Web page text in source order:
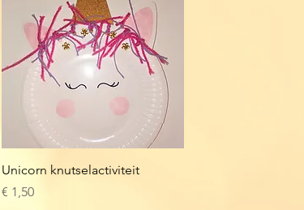
Snel overzicht
Unicorn knutselactiviteit
Prijs
€ 1,50